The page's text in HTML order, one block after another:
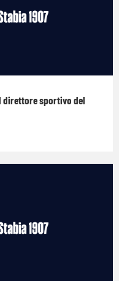
direttore sportivo del